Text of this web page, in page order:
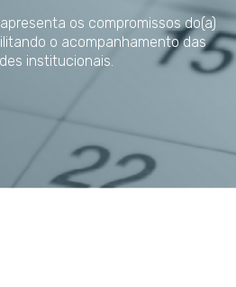
os compromissos do(a)
o acompanhamento das
institucionais.